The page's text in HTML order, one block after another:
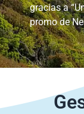
gracias a
promo de